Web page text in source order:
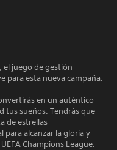
el juego de gestión
para esta nueva campaña.
en un auténtico
tus sueños. Tendrás que
de estrellas
para alcanzar la gloria y
Champions League.